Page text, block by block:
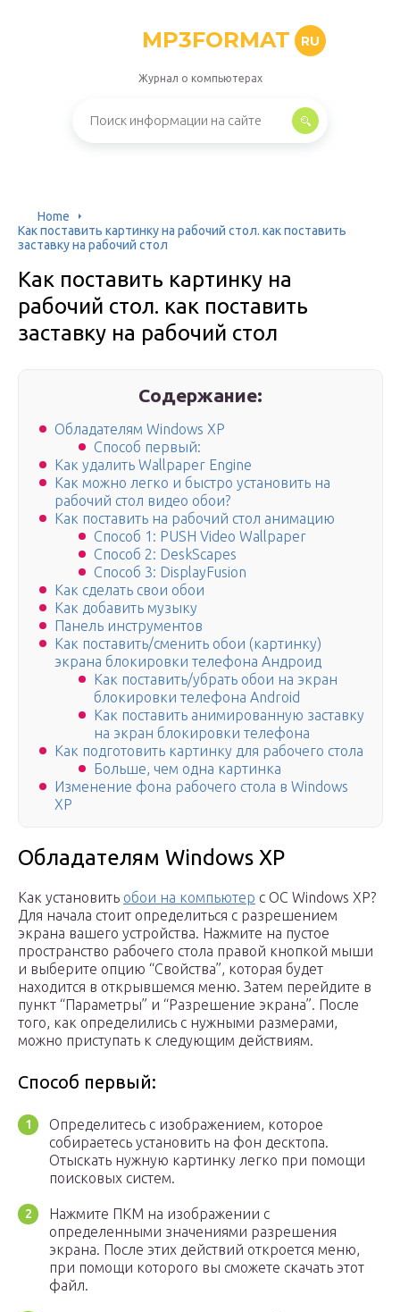
MP3FORMAT RU
Журнал о компьютерах
Home
Как поставить картинку на рабочий стол. как поставить
заставку на рабочий стол
Как поставить картинку на
рабочий стол. как поставить
заставку на рабочий стол
Содержание:
Обладателям Windows XP
Способ первый:
Как удалить Wallpaper Engine
Как можно легко и быстро установить на
рабочий стол видео обои?
Как поставить на рабочий стол анимацию
Способ 1: PUSH Video Wallpaper
Способ 2: DeskScapes
Способ 3: DisplayFusion
Как сделать свои обои
Как добавить музыку
Панель инструментов
Как поставить/сменить обои (картинку)
экрана блокировки телефона Андроид
Как поставить/убрать обои на экран
блокировки телефона Android
Как поставить анимированную заставку
на экран блокировки телефона
Как подготовить картинку для рабочего стола
Больше, чем одна картинка
Изменение фона рабочего стола в Windows
XP
Обладателям Windows XP
Как установить обои на компьютер с ОС Windows XP?
Для начала стоит определиться с разрешением
экрана вашего устройства. Нажмите на пустое
пространство рабочего стола правой кнопкой мыши
и выберите опцию “Свойства”, которая будет
находится в открывшемся меню. Затем перейдите в
пункт “Параметры” и “Разрешение экрана”. После
того, как определились с нужными размерами,
можно приступать к следующим действиям.
Способ первый:
Определитесь с изображением, которое
собираетесь установить на фон десктопа.
Отыскать нужную картинку легко при помощи
поисковых систем.
Нажмите ПКМ на изображении с
определенными значениями разрешения
экрана. После этих действий откроется меню,
при помощи которого вы сможете скачать этот
файл.